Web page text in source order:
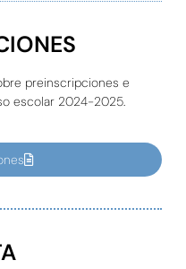
preinscripciones e
escolar 2024-2025.